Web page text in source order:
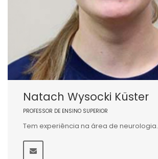
Natach Wysocki Küster
PROFESSOR DE ENSINO SUPERIOR
Tem experiência na área de neurologia.